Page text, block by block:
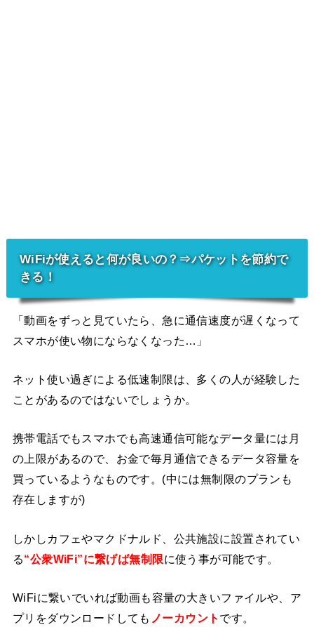
WiFiが使えると何が良いの？⇒パケットを節約で
きる！
「動画をずっと見ていたら、急に通信速度が遅くなって
スマホが使い物にならなくなった…」
ネット使い過ぎによる低速制限は、多くの人が経験した
ことがあるのではないでしょうか。
携帯電話でもスマホでも高速通信可能なデータ量には月
の上限があるので、お金で毎月通信できるデータ容量を
買っているようなものです。(中には無制限のプランも
存在しますが)
しかしカフェやマクドナルド、公共施設に設置されてい
る“公衆WiFi”に繋げば無制限に使う事が可能です。
WiFiに繋いでいれば動画も容量の大きいファイルや、ア
プリをダウンロードしても ノーカウント です。